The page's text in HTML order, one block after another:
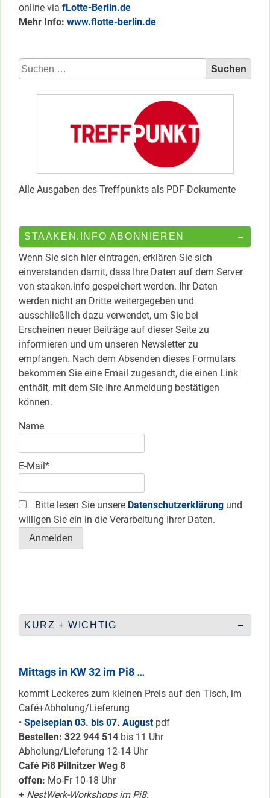
online via fLotte-Berlin.de
Mehr Info: www.flotte-berlin.de
Suchen
nach:
Alle Ausgaben des Treffpunkts als PDF-Dokumente
STAAKEN.INFO ABONNIEREN
Wenn Sie sich hier eintragen, erklären Sie sich
einverstanden damit, dass Ihre Daten auf dem Server
von staaken.info gespeichert werden. Ihr Daten
werden nicht an Dritte weitergegeben und
ausschließlich dazu verwendet, um Sie bei
Erscheinen neuer Beiträge auf dieser Seite zu
informieren und um unseren Newsletter zu
empfangen. Nach dem Absenden dieses Formulars
bekommen Sie eine Email zugesandt, die einen Link
enthält, mit dem Sie Ihre Anmeldung bestätigen
können.
Name
E-Mail*
Bitte lesen Sie unsere Datenschutzerklärung und
willigen Sie ein in die Verarbeitung Ihrer Daten.
KURZ + WICHTIG
Mittags in KW 32 im Pi8 …
kommt Leckeres zum kleinen Preis auf den Tisch, im
Café+Abholung/Lieferung
• Speiseplan 03. bis 07. August pdf
Bestellen: 322 944 514 bis 11 Uhr
Abholung/Lieferung 12-14 Uhr
Café Pi8 Pillnitzer Weg 8
offen: Mo-Fr 10-18 Uhr
+ NestWerk-Workshops im Pi8: